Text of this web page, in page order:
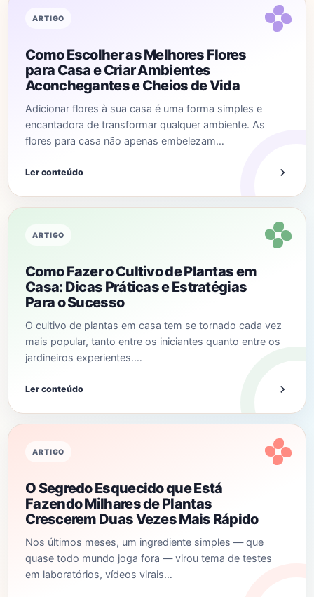
ARTIGO
Como Escolher as Melhores Flores
para Casa e Criar Ambientes
Aconchegantes e Cheios de Vida
Adicionar flores à sua casa é uma forma simples e
encantadora de transformar qualquer ambiente. As
flores para casa não apenas embelezam…
Ler conteúdo
ARTIGO
Como Fazer o Cultivo de Plantas em
Casa: Dicas Práticas e Estratégias
Para o Sucesso
O cultivo de plantas em casa tem se tornado cada vez
mais popular, tanto entre os iniciantes quanto entre os
jardineiros experientes.…
Ler conteúdo
ARTIGO
O Segredo Esquecido que Está
Fazendo Milhares de Plantas
Crescerem Duas Vezes Mais Rápido
Nos últimos meses, um ingrediente simples — que
quase todo mundo joga fora — virou tema de testes
em laboratórios, vídeos virais…